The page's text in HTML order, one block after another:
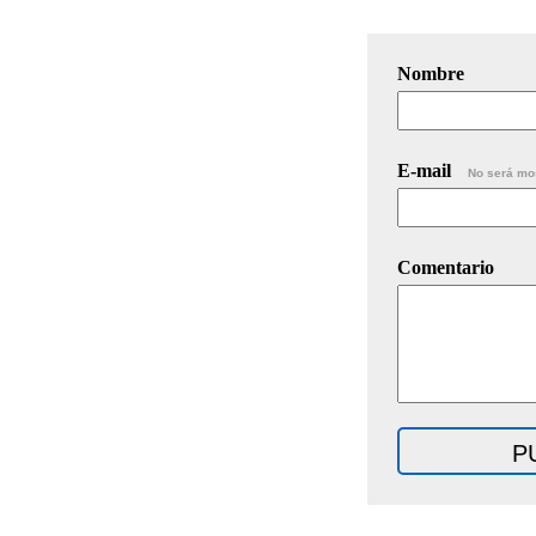
Nombre
E-mail No será
Comentario